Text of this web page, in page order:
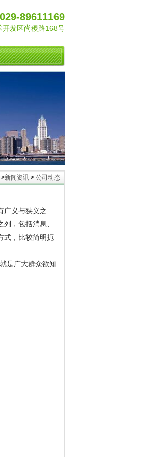
89611169
开发区尚稷路168号
>新闻资讯 >公司动态
广义与狭义之
，包括消息、
式，比较简明扼
是广大群众欲知